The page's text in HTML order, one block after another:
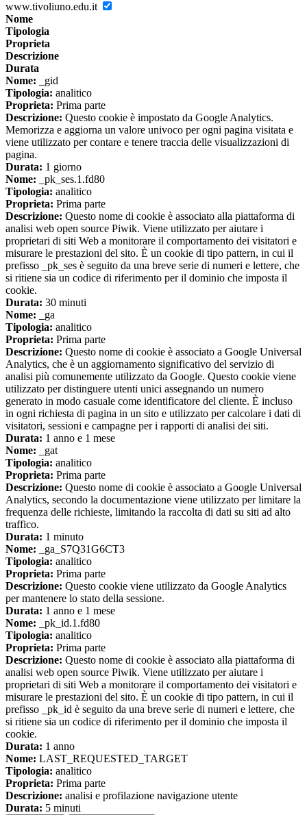
www.tivoliuno.edu.it
Nome
Tipologia
Proprieta
Descrizione
Durata
Nome: _gid
Tipologia: analitico
Proprieta: Prima parte
Descrizione: Questo cookie è impostato da Google Analytics.
Memorizza e aggiorna un valore univoco per ogni pagina visitata e
viene utilizzato per contare e tenere traccia delle visualizzazioni di
pagina.
Durata: 1 giorno
Nome: _pk_ses.1.fd80
Tipologia: analitico
Proprieta: Prima parte
Descrizione: Questo nome di cookie è associato alla piattaforma di
analisi web open source Piwik. Viene utilizzato per aiutare i
proprietari di siti Web a monitorare il comportamento dei visitatori e
misurare le prestazioni del sito. È un cookie di tipo pattern, in cui il
prefisso _pk_ses è seguito da una breve serie di numeri e lettere, che
si ritiene sia un codice di riferimento per il dominio che imposta il
cookie.
Durata: 30 minuti
Nome: _ga
Tipologia: analitico
Proprieta: Prima parte
Descrizione: Questo nome di cookie è associato a Google Universal
Analytics, che è un aggiornamento significativo del servizio di
analisi più comunemente utilizzato da Google. Questo cookie viene
utilizzato per distinguere utenti unici assegnando un numero
generato in modo casuale come identificatore del cliente. È incluso
in ogni richiesta di pagina in un sito e utilizzato per calcolare i dati di
visitatori, sessioni e campagne per i rapporti di analisi dei siti.
Durata: 1 anno e 1 mese
Nome: _gat
Tipologia: analitico
Proprieta: Prima parte
Descrizione: Questo nome di cookie è associato a Google Universal
Analytics, secondo la documentazione viene utilizzato per limitare la
frequenza delle richieste, limitando la raccolta di dati su siti ad alto
traffico.
Durata: 1 minuto
Nome: _ga_S7Q31G6CT3
Tipologia: analitico
Proprieta: Prima parte
Descrizione: Questo cookie viene utilizzato da Google Analytics
per mantenere lo stato della sessione.
Durata: 1 anno e 1 mese
Nome: _pk_id.1.fd80
Tipologia: analitico
Proprieta: Prima parte
Descrizione: Questo nome di cookie è associato alla piattaforma di
analisi web open source Piwik. Viene utilizzato per aiutare i
proprietari di siti Web a monitorare il comportamento dei visitatori e
misurare le prestazioni del sito. È un cookie di tipo pattern, in cui il
prefisso _pk_id è seguito da una breve serie di numeri e lettere, che
si ritiene sia un codice di riferimento per il dominio che imposta il
cookie.
Durata: 1 anno
Nome: LAST_REQUESTED_TARGET
Tipologia: analitico
Proprieta: Prima parte
Descrizione: analisi e profilazione navigazione utente
Durata: 5 minuti